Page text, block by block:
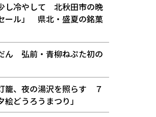
し冷やして 北秋田市の晩
ール」 県北・盛夏の銘菓
ん 弘前・青柳ねぷた初の
籠、夜の湯沢を照らす ７
絵どうろうまつり」